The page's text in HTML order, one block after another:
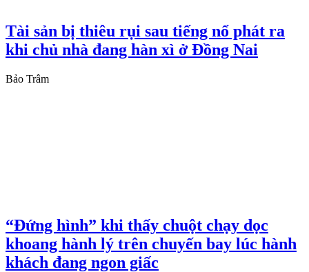
Tài sản bị thiêu rụi sau tiếng nổ phát ra
khi chủ nhà đang hàn xì ở Đồng Nai
Bảo Trâm
“Đứng hình” khi thấy chuột chạy dọc
khoang hành lý trên chuyến bay lúc hành
khách đang ngon giấc